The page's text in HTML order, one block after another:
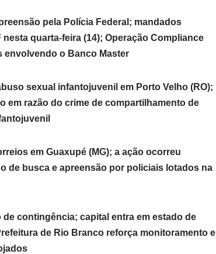
pela Polícia Federal; mandados
quarta-feira (14); Operação Compliance
envolvendo o Banco Master
sexual infantojuvenil em Porto Velho (RO);
em razão do crime de compartilhamento de
em Guaxupé (MG); a ação ocorreu
de busca e apreensão por policiais lotados na
contingência; capital entra em estado de
de Rio Branco reforça monitoramento e